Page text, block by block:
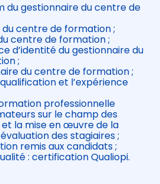
du gestionnaire du centre de
du centre de formation ;
centre de formation ;
d’identité du gestionnaire du
;
du centre de formation ;
et l’expérience
professionnelle
sur le champ des
la mise en œuvre de la
des stagiaires ;
remis aux candidats ;
: certification Qualiopi.